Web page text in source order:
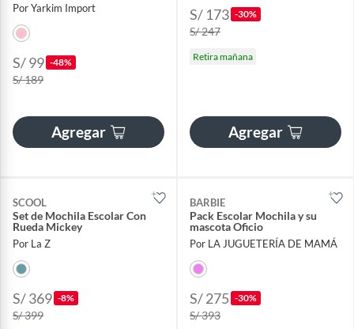
Por Yarkim Import
S/ 99 -48%
S/ 189
Agregar
S/ 173 -30%
S/ 247
Retira mañana
Agregar
SCOOL
Set de Mochila Escolar Con
Rueda Mickey
Por La Z
S/ 369 -8%
S/ 399
BARBIE
Pack Escolar Mochila y su
mascota Oficio
Por LA JUGUETERÍA DE MAMÁ
S/ 275 -30%
S/ 393